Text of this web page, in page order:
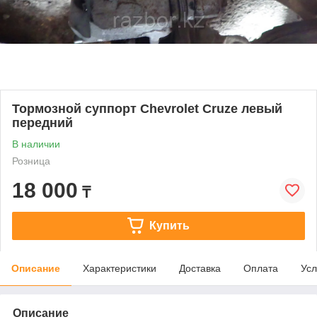
Тормозной суппорт Chevrolet Cruze левый
передний
В наличии
Розница
18 000 ₸
Купить
Описание Характеристики Доставка Оплата
Описание